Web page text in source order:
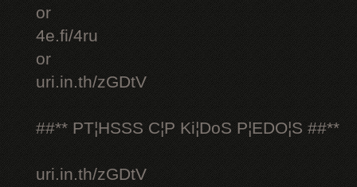
or
4e.fi/4ru
or
uri.in.th/zGDtV
##** PT¦HSSS C¦P Ki¦DoS P¦EDO¦S ##**
uri.in.th/zGDtV